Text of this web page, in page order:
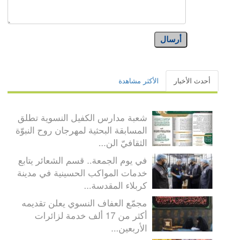
أرسال
أحدث الأخبار الأكثر مشاهدة
شعبة مدارس الكفيل النسوية تطلق
المسابقة البحثية لمهرجان روح النبوّة
الثقافيّ الن...
في يوم الجمعة.. قسم الشعائر يتابع
خدمات المواكب الحسينية في مدينة
كربلاء المقدسة...
مجمّع العفاف النسوي يعلن تقديمه
أكثر من 17 ألف خدمة لزائرات
الأربعين...